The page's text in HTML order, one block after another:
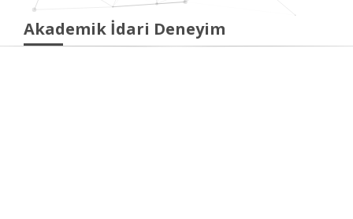
Akademik İdari Deneyim